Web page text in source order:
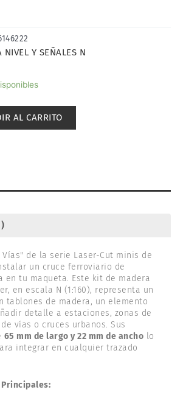
NIVEL Y SEÑALES N
AL CARRITO
Vías" de la serie Laser-Cut minis de
un cruce ferroviario de
en tu maqueta. Este kit de madera
en escala N (1:160), representa un
tablones de madera, un elemento
detalle a estaciones, zonas de
vías o cruces urbanos. Sus
65 mm de largo y 22 mm de ancho lo
integrar en cualquier trazado